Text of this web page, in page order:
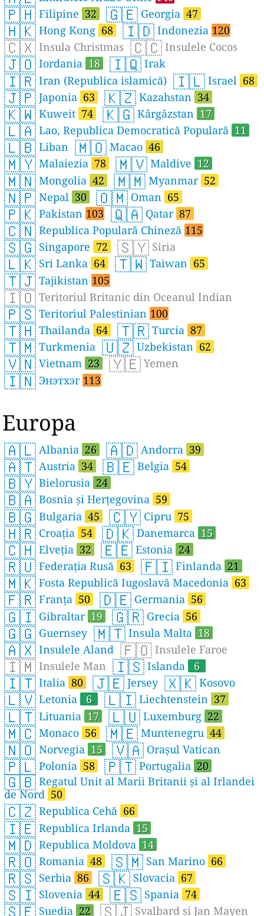
🇵🇭 Filipine 32 🇬🇪 Georgia 47
🇭🇰 Hong Kong 68 🇮🇩 Indonezia 120
🇨🇽 Insula Christmas 🇨🇨 Insulele Cocos
🇯🇴 Iordania 18 🇮🇶 Irak
🇮🇷 Iran (Republica islamică) 🇮🇱 Israel 68
🇯🇵 Japonia 63 🇰🇿 Kazahstan 34
🇰🇼 Kuweit 74 🇰🇬 Kârgâzstan 17
🇱🇦 Lao, Republica Democratică Populară 11
🇱🇧 Liban 🇲🇴 Macao 46
🇲🇾 Malaiezia 78 🇲🇻 Maldive 12
🇲🇳 Mongolia 42 🇲🇲 Myanmar 52
🇳🇵 Nepal 30 🇴🇲 Oman 65
🇵🇰 Pakistan 103 🇶🇦 Qatar 87
🇨🇳 Republica Populară Chineză 115
🇸🇬 Singapore 72 🇸🇾 Siria
🇱🇰 Sri Lanka 64 🇹🇼 Taiwan 65
🇹🇯 Tajikistan 105
🇮🇴 Teritoriul Britanic din Oceanul Indian
🇵🇸 Teritoriul Palestinian 100
🇹🇭 Thailanda 64 🇹🇷 Turcia 87
🇹🇲 Turkmenia 🇺🇿 Uzbekistan 62
🇻🇳 Vietnam 23 🇾🇪 Yemen
🇮🇳 Энэтхэг 113
Europa
🇦🇱 Albania 26 🇦🇩 Andorra 39
🇦🇹 Austria 34 🇧🇪 Belgia 54
🇧🇾 Bielorusia 24
🇧🇦 Bosnia și Herțegovina 59
🇧🇬 Bulgaria 45 🇨🇾 Cipru 75
🇭🇷 Croația 54 🇩🇰 Danemarca 15
🇨🇭 Elveția 32 🇪🇪 Estonia 24
🇷🇺 Federația Rusă 63 🇫🇮 Finlanda 21
🇲🇰 Fosta Republică Iugoslavă Macedonia 63
🇫🇷 Franța 50 🇩🇪 Germania 56
🇬🇮 Gibraltar 19 🇬🇷 Grecia 56
🇬🇬 Guernsey 🇲🇹 Insula Malta 18
🇦🇽 Insulele Aland 🇫🇴 Insulele Faroe
🇮🇲 Insulele Man 🇮🇸 Islanda 6
🇮🇹 Italia 80 🇯🇪 Jersey 🇽🇰 Kosovo
🇱🇻 Letonia 6 🇱🇮 Liechtenstein 37
🇱🇹 Lituania 17 🇱🇺 Luxemburg 22
🇲🇨 Monaco 56 🇲🇪 Muntenegru 44
🇳🇴 Norvegia 15 🇻🇦 Orașul Vatican
🇵🇱 Polonia 58 🇵🇹 Portugalia 20
🇬🇧 Regatul Unit al Marii Britanii și al Irlandei
de Nord 50
🇨🇿 Republica Cehă 66
🇮🇪 Republica Irlanda 15
🇲🇩 Republica Moldova 14
🇷🇴 Romania 48 🇸🇲 San Marino 66
🇷🇸 Serbia 86 🇸🇰 Slovacia 67
🇸🇮 Slovenia 44 🇪🇸 Spania 74
Suedia 22 Svalbard și Jan Mayen